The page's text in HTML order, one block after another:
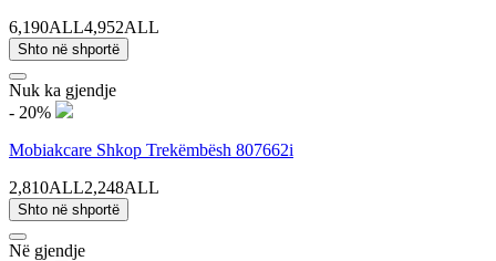
6,190ALL4,952ALL
Shto në shportë
Nuk ka gjendje
- 20%
Mobiakcare Shkop Trekëmbësh 807662i
2,810ALL2,248ALL
Shto në shportë
Në gjendje